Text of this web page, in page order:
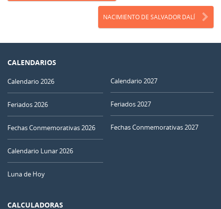
NACIMIENTO DE SALVADOR DALÍ
CALENDARIOS
Calendario 2026
Feriados 2026
Fechas Conmemorativas 2026
Calendario Lunar 2026
Luna de Hoy
Calendario 2027
Feriados 2027
Fechas Conmemorativas 2027
CALCULADORAS